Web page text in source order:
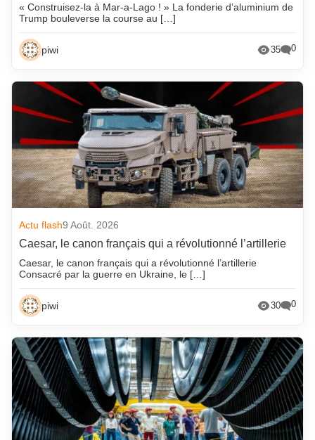
« Construisez-la à Mar-a-Lago ! » La fonderie d’aluminium de
Trump bouleverse la course au […]
piwi 35 0
Actu flash9 Août. 2026
Caesar, le canon français qui a révolutionné l’artillerie
Caesar, le canon français qui a révolutionné l’artillerie
Consacré par la guerre en Ukraine, le […]
piwi 30 0